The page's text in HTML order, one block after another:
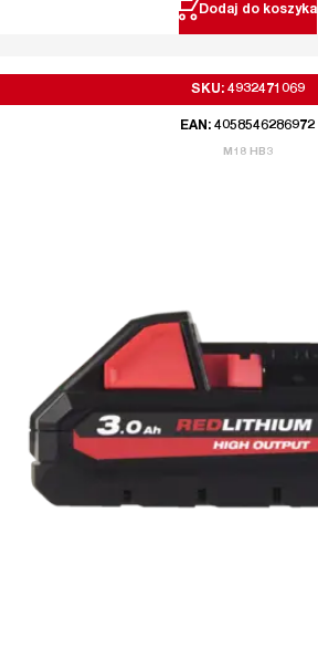
Dodaj do koszyka
SKU: 4932471069
EAN: 4058546286972
M18 HB3